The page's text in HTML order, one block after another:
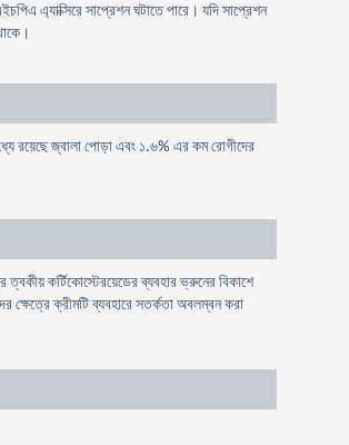
এ্যাক্সিরে সাপ্রেশন ঘটাতে পারে। যদি সাপ্রেশন
রয়েছে জ্বালা পােড়া এবং ১.৬% এর কম রােগীদের
কর্টিকোস্টেরয়েডের ব্যবহার ভ্রুনের বিকাশে
ক্ষেত্রে ক্রীমটি ব্যবহারে সতর্কতা অবলম্বন করা